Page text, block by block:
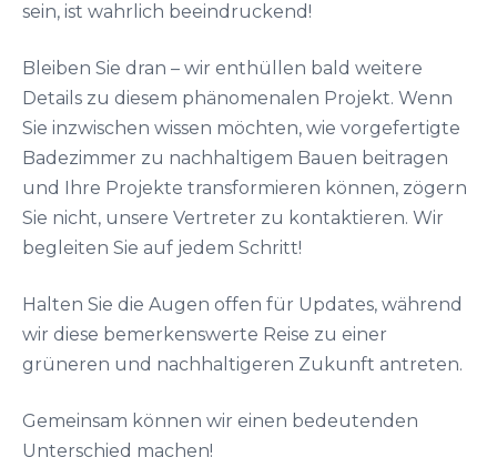
sein, ist wahrlich beeindruckend!
Bleiben Sie dran – wir enthüllen bald weitere
Details zu diesem phänomenalen Projekt. Wenn
Sie inzwischen wissen möchten, wie vorgefertigte
Badezimmer zu nachhaltigem Bauen beitragen
und Ihre Projekte transformieren können, zögern
Sie nicht, unsere Vertreter zu kontaktieren. Wir
begleiten Sie auf jedem Schritt!
Halten Sie die Augen offen für Updates, während
wir diese bemerkenswerte Reise zu einer
grüneren und nachhaltigeren Zukunft antreten.
Gemeinsam können wir einen bedeutenden
Unterschied machen!